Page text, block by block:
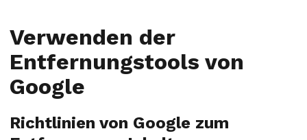
Verwenden der
Entfernungstools von
Google
Richtlinien von Google zum